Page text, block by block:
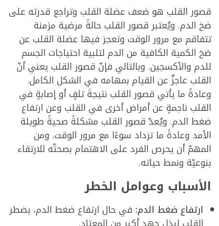
قصور القلب هو ضعف عضلة القلب وتراجع قدرته على
ضخ الدم. ويُعتبر قصور القلب حالةً مرضية مزمنة
تتفاقم مع مرور الوقت وتعجز فيها عضلة القلب عن
ضخ الكمية الكافية من الدم لتلبية احتياجات الجسم
للدم والأكسجين. وبالتالي فإنّ قصور القلب يعني أنّ
القلب عاجزٌ عن القيام بمهامه في الشكل الكامل.
وعادةً ما يأتي قصور القلب نتيجةَ تلفٍ أو إصابةٍ في
القلب ناجمةٍ عن أمراض أخرى في القلب وعن ارتفاع
ضغط الدم. ويُعدّ قصور القلب مشكلةً صحيةً طويلة
الأمد وعادةً ما تزداد سوءًا مع مرور الوقت. ومن
المهمّ أن يحرص الفرد على الاهتمام بصحتّه للارتقاء
بنوعيّة ونمط حياته.
الأسباب وعوامل الخطر
ارتفاع ضغط الدم: في حال ارتفاع ضغط الدم، يضطر